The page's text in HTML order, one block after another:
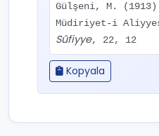
Gülşeni, M.
Müdiriyet-i
Sûfiyye, 22, 12
Kopyala